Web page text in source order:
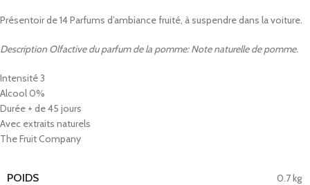
Présentoir de 14 Parfums d’ambiance fruité, à suspendre dans la voiture.
Description Olfactive du parfum de la pomme: Note naturelle de pomme.
Intensité 3
Alcool 0%
Durée + de 45 jours
Avec extraits naturels
The Fruit Company
POIDS
0.7 kg